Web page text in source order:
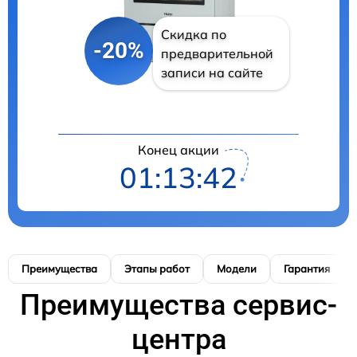
-20%
Скидка по
предварительной
записи на сайте
Конец акции
01:13:42
Преимущества Этапы работ Модели Гарантия
Преимущества сервис-
центра